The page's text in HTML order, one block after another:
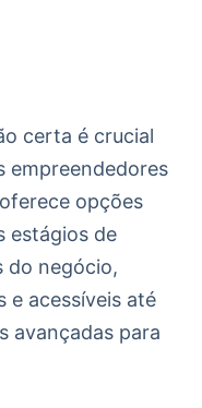
certa é crucial
empreendedores
opções
estágios de
do negócio,
e acessíveis até
avançadas para